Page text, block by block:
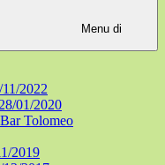
Menu di
2022
01/2020
Tolomeo
2019